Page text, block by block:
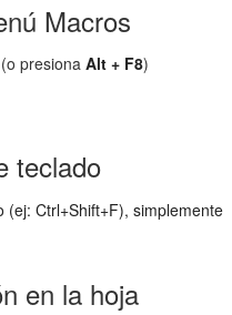
Macros
(o presiona Alt + F8)
teclado
Ctrl+Shift+F), simplemente
en la hoja